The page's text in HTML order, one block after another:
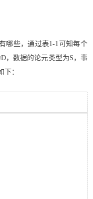
哪些，通过表1-1可知每个
，数据的论元类型为S，事
：